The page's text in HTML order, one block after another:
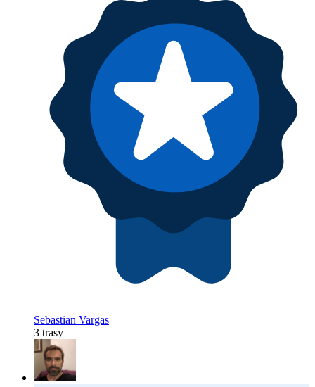
Sebastian Vargas
3 trasy